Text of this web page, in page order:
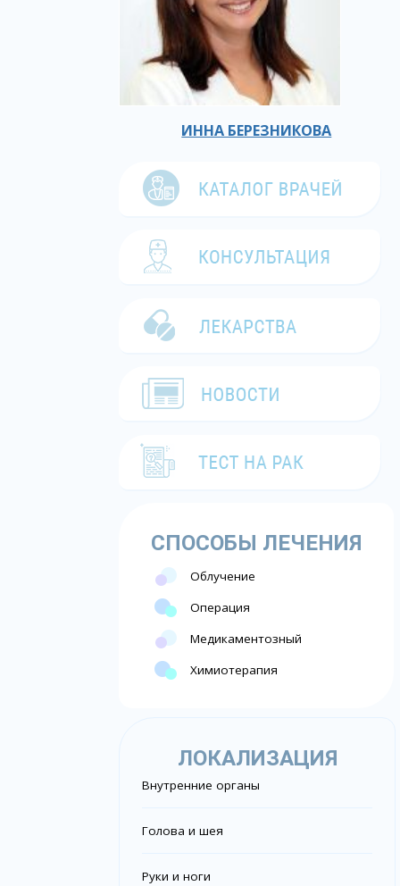
ИННА БЕРЕЗНИКОВА
СПОСОБЫ ЛЕЧЕНИЯ
Облучение
Операция
Медикаментозный
Химиотерапия
ЛОКАЛИЗАЦИЯ
Внутренние органы
Голова и шея
Руки и ноги